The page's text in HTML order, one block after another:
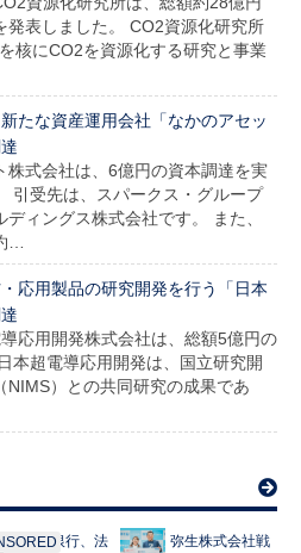
発表しました。 CO2資源化研究所
核にCO2を資源化する研究と事業
たな資産運用会社「なかのアセッ
株式会社は、6億円の資本調達を実
引受先は、スパークス・グループ
ィングス株式会社です。 また、
…
応用製品の研究開発を行う「日本
応用開発株式会社は、総額5億円の
本超電導応用開発は、国立研究開
）との共同研究の成果であ
みずほ銀行、法
弥生株式会社戦